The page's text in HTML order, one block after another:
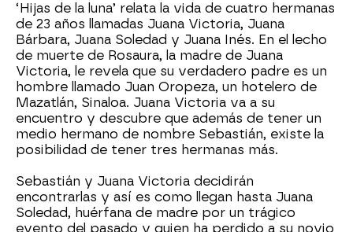
‘Hijas de la luna’ relata la vida de cuatro hermanas
de 23 años llamadas Juana Victoria, Juana
Bárbara, Juana Soledad y Juana Inés. En el lecho
de muerte de Rosaura, la madre de Juana
Victoria, le revela que su verdadero padre es un
hombre llamado Juan Oropeza, un hotelero de
Mazatlán, Sinaloa. Juana Victoria va a su
encuentro y descubre que además de tener un
medio hermano de nombre Sebastián, existe la
posibilidad de tener tres hermanas más.
Sebastián y Juana Victoria decidirán
encontrarlas y así es como llegan hasta Juana
Soledad, huérfana de madre por un trágico
evento del pasado y quien ha perdido a su novio